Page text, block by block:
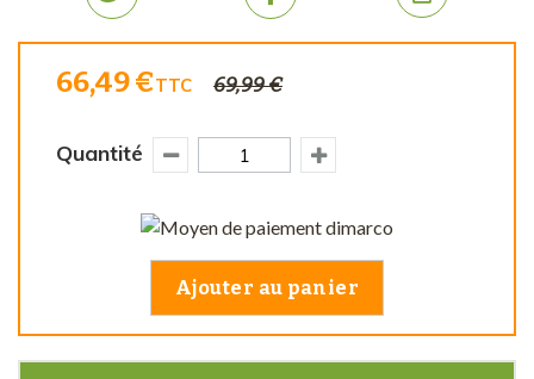
66,49 €TTC 69,99 €
Quantité
Ajouter au panier